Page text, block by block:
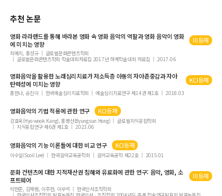
추천 논문
영화라라랜드를 통해 바라본영화속영화 음악의 역할과영화 음악이영화
에 미치는 영향
미등재
최예지, 홍성규
글로벌문화콘텐츠학회
글로벌문화콘텐츠학회 학술대회자료집 2017년 하계학술대회 자료집
2017.06
영화음악을 활용한 노래심리치료가 저소득층 아동의 자아존중감과 자아
탄력성에 미치는 영향
KCI등재
홍한나, 순진이 한국예술심리치료학회 예술심리치료연구 제14권 제1호 2018.03
영화음악의 기법 적용에 관한 연구 KCI등재
강효욱(Hyo-wook Kang), 홍병선(Byungsun Hong)
글로벌지식융합학회
지식융합연구 제6권 제1호
2023.06
영화음악의 기능 이론들에 대한 비교 연구 KCI등재
이수일(Sooil Lee) 한국음악교육공학회 음악교육공학 제22호 2015.01
문화 컨텐츠에 대한 지적재산권 침해와 유료화에 관한 연구: 음악, 영화, 소
프트웨어
미등재
박헌준, 김재범, 이주한, 이우석
한국인사조직학회